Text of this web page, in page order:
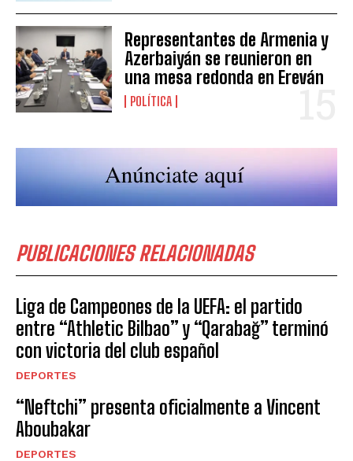
Representantes de Armenia y
Azerbaiyán se reunieron en
una mesa redonda en Ereván
POLÍTICA
PUBLICACIONES RELACIONADAS
Liga de Campeones de la UEFA: el partido
entre “Athletic Bilbao” y “Qarabağ” terminó
con victoria del club español
DEPORTES
“Neftchi” presenta oficialmente a Vincent
Aboubakar
DEPORTES